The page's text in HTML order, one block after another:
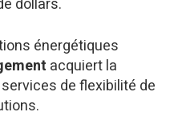
dollars.
énergétiques
acquiert la
de flexibilité de